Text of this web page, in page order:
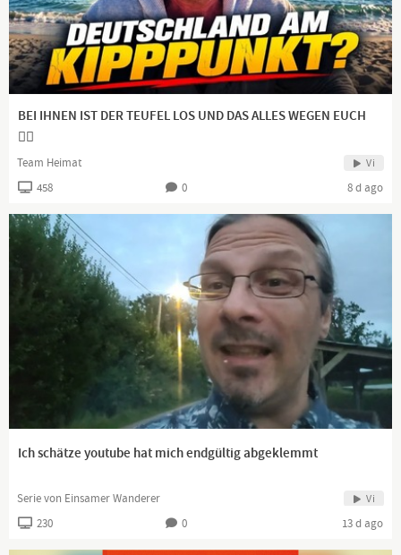
Deutschland völlig egal sind!
https://t.me/MarcBernhard
Deutschland vor dem endgültigen Ausverkauf retten, das ist das
was mich täglich antreibt! Ich freue mich auf Eure
Marc Bernhard, Sprecher Landesgruppe Baden-Württemberg
der AfD-Bundestagsfraktion
BEI IHNEN IST DER TEUFEL LOS UND DAS ALLES WEGEN EUCH
👍🏻
Team Heimat Vi
458 0 8 d ago
Ich schätze youtube hat mich endgültig abgeklemmt
Serie von Einsamer Wanderer Vi
230 0 13 d ago